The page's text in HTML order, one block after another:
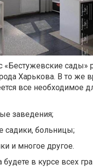
сады»
Харькова. В то же
все необходимое
заведения;
садики, больницы;
и многое другое.
в курсе всех